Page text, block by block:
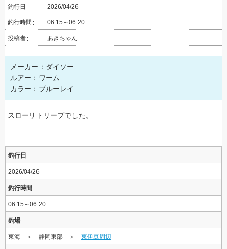
釣行日 2026/04/26
釣行時間 06:15～06:20
投稿者 あきちゃん
メーカー：ダイソー
ルアー：ワーム
カラー：ブルーレイ
スローリトリーブでした。
釣行日
2026/04/26
釣行時間
06:15～06:20
釣場
東海 ＞ 静岡東部 ＞ 東伊豆周辺